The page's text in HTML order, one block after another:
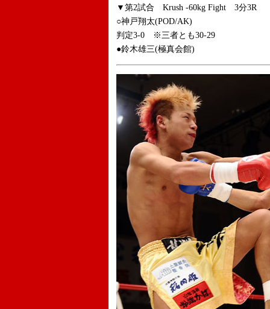
▼第2試合 Krush -60kg Fight 3分3R
○神戸翔太(POD/AK)
判定3-0 ※三者とも30-29
●鈴木雄三(極真会館)